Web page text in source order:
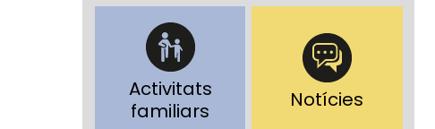
Activitats
familiars
Notícies